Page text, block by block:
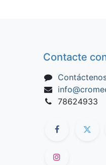
Contacte
78624933​